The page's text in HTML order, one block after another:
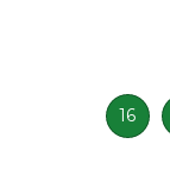
16